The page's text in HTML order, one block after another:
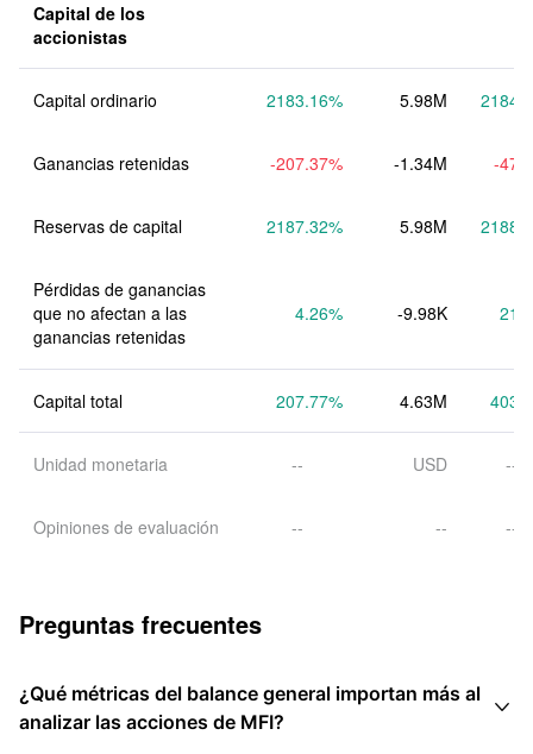
Capital de los
accionistas
Capital ordinario 2183.16% 5.98M
Ganancias retenidas -207.37% -1.34M -
Reservas de capital 2187.32% 5.98M
Pérdidas de ganancias
que no afectan a las
ganancias retenidas
4.26% -9.98K
Capital total 207.77% 4.63M
Unidad monetaria -- USD --
Opiniones de evaluación -- -- --
Preguntas frecuentes
¿Qué métricas del balance general importan más al
analizar las acciones de MFI?
